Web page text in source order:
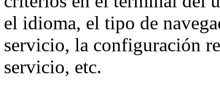
el idioma, el tipo de
servicio, la configuración
servicio, etc.